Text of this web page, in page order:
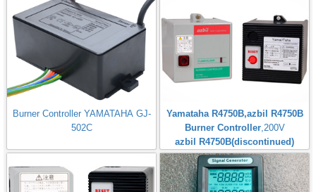
Burner Controller YAMATAHA GJ-
502C
Yamataha R4750B,azbil R4750B
Burner Controller,200V
azbil R4750B(discontinued)